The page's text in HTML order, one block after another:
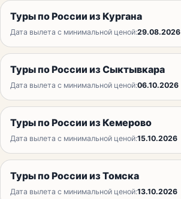
Туры по России из Кургана
Дата вылета с минимальной ценой:29.08.2026
Туры по России из Сыктывкара
Дата вылета с минимальной ценой:06.10.2026
Туры по России из Кемерово
Дата вылета с минимальной ценой:15.10.2026
Туры по России из Томска
Дата вылета с минимальной ценой:13.10.2026